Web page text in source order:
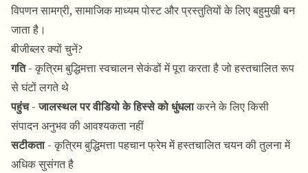
विपणन सामग्री, सामाजिक माध्यम पोस्ट और प्रस्तुतियों के लिए बहुमुखी बन
जाता है।
बीजीब्लर क्यों चुनें?
गति- कृत्रिम बुद्धिमत्ता स्वचालन सेकंडों में पूरा करता है जो हस्तचालित रूप
से घंटों लगते थे
पहुंच-जालस्थल पर वीडियो के हिस्से को धुंधलाकरने के लिए किसी
संपादन अनुभव की आवश्यकता नहीं
सटीकता- कृत्रिम बुद्धिमत्ता पहचान फ्रेम में हस्तचालित चयन की तुलना में
अधिक सुसंगत है